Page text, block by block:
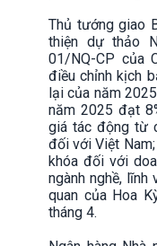
Thủ tướng giao
thiện dự thảo
01/NQ-CP của
điều chỉnh kịch
lại của năm
năm 2025 đạt
giá tác động từ
đối với Việt
khóa đối với
ngành nghề,
quan của Hoa
tháng 4.